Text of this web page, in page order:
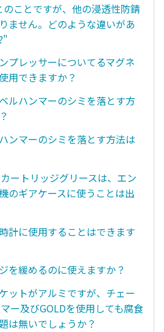
ことですが、他の浸透性防錆
ません。どのような違いがあ
プレッサーについてるマグネ
用できますか？
ルハンマーのシミを落とす方
ンマーのシミを落とす方法は
ートリッジグリースは、エン
のギアケースに使うことは出
計に使用することはできます
を緩めるのに使えますか？
ットがアルミですが、チェー
ー及びGOLDを使用しても腐食
は無いでしょうか？